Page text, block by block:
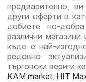
предварително,
други оферти в
добиете по-
различни
къде е най-
редовно
търговски вериги
KAM market HIT